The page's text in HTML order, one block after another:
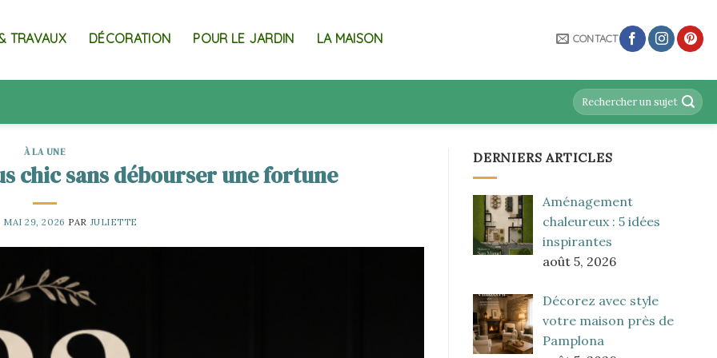
TRAVAUX DÉCORATION POUR LE JARDIN LA MAISON CONTACT
À LA UNE
chic sans débourser une fortune
MAI 29, 2026 PAR JULIETTE
DERNIERS ARTICLES
Aménagement
chaleureux : 5 idées
inspirantes
août 5, 2026
Décorez avec style
votre maison près de
Pamplona